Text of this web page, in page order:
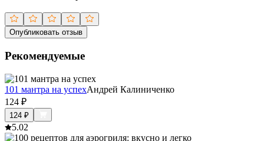
Опубликовать отзыв
Рекомендуемые
101 мантра на успехАндрей Калиниченко
124 ₽
124 ₽
5.02